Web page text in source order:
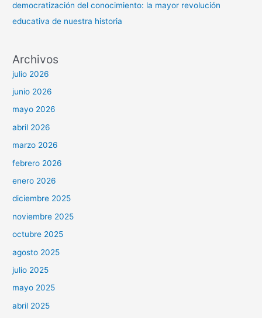
democratización del conocimiento: la mayor revolución
educativa de nuestra historia
Archivos
julio 2026
junio 2026
mayo 2026
abril 2026
marzo 2026
febrero 2026
enero 2026
diciembre 2025
noviembre 2025
octubre 2025
agosto 2025
julio 2025
mayo 2025
abril 2025